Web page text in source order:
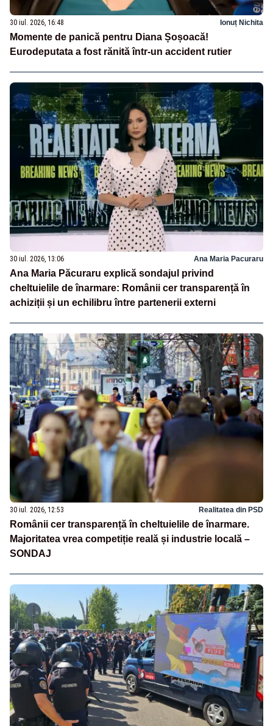
30 iul. 2026, 16:48 Ionuț Nichita
Momente de panică pentru Diana Șoșoacă!
Eurodeputata a fost rănită într-un accident rutier
30 iul. 2026, 13:06 Ana Maria Pacuraru
Ana Maria Păcuraru explică sondajul privind
cheltuielile de înarmare: Românii cer transparență în
achiziții și un echilibru între partenerii externi
30 iul. 2026, 12:53 Realitatea din PSD
Românii cer transparență în cheltuielile de înarmare.
Majoritatea vrea competiție reală și industrie locală –
SONDAJ